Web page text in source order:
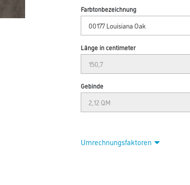
Farbtonbezeichnung
Länge in centimeter
Gebinde
Umrechnungsfaktoren